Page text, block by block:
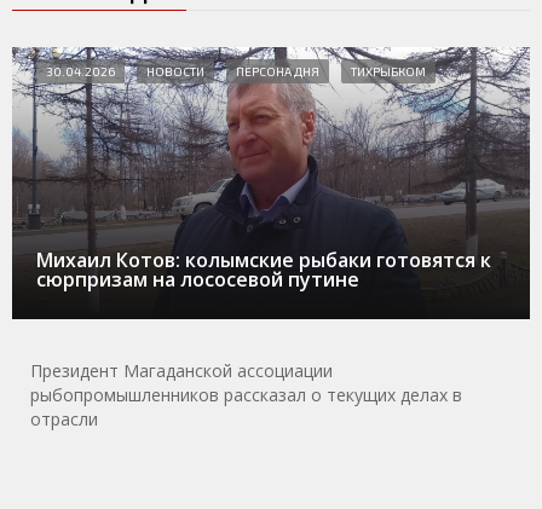
Михаил Котов: колымские рыбаки готовятся к
сюрпризам на лососевой путине
30.04.2026 НОВОСТИ ПЕРСОНА ДНЯ ТИХРЫБКОМ
Президент Магаданской ассоциации
рыбопромышленников рассказал о текущих делах в
отрасли